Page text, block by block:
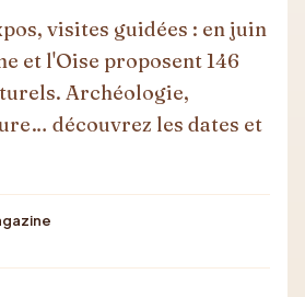
visites guidées : en juin
et l'Oise proposent 146
Archéologie,
découvrez les dates et